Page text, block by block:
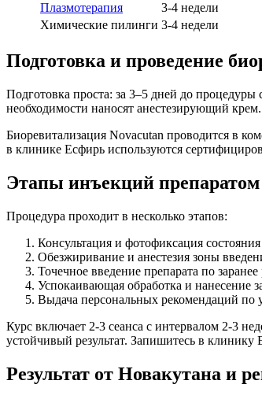
Плазмотерапия
3-4 недели
Химические пилинги 3-4 недели
Подготовка и проведение
Подготовка проста: за 3–5 дней до
необходимости наносят анестезирующий
Биоревитализация Novacutan проводится в
в клинике Есфирь используются
Этапы инъекций
Процедура проходит в несколько этапов:
Консультация и фотофиксация
Обезжиривание и анестезия зоны
Точечное введение препарата по
Успокаивающая обработка и нанесение
Выдача персональных рекомендаций по
Курс включает 2-3 сеанса с интервалом 2-3
устойчивый результат. Запишитесь в
Результат от Новакутана и